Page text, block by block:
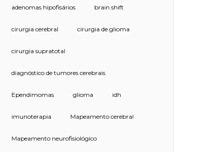
adenomas hipofisários brain shift
cirurgia cerebral cirurgia de glioma
cirurgia supratotal
diagnóstico de tumores cerebrais
Ependimomas glioma idh
imunoterapia Mapeamento cerebral
Mapeamento neurofisiológico